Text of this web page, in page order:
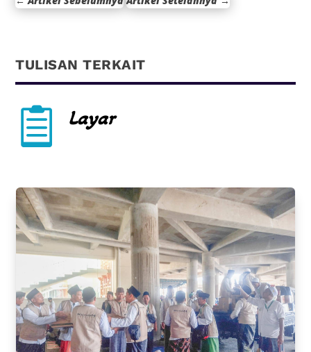
TULISAN TERKAIT
 Layar